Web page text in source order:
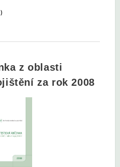
z oblasti
za rok 2008